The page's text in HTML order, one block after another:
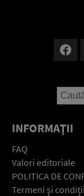
INFORMAŢII
FAQ
Valori editoriale
POLITICA DE
Termeni şi condiţii